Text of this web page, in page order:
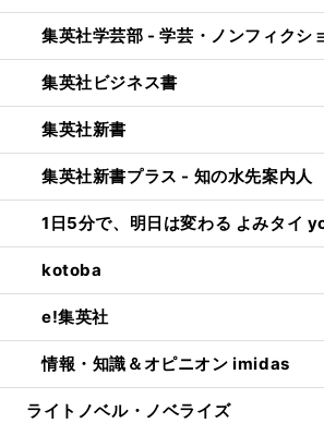
集英社学芸部 - 学芸・ノンフィクシ
集英社ビジネス書
集英社新書
集英社新書プラス - 知の水先案内人
1日5分で、明日は変わる よみタイ
kotoba
e!集英社
情報・知識＆オピニオン imidas
ライトノベル・ノベライズ